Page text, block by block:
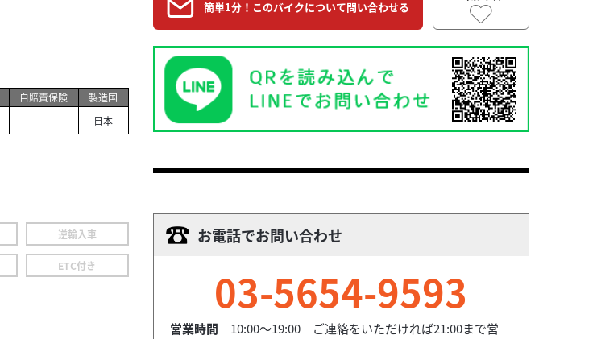
自賠責保険
製造国
日本
逆輸入車
ETC付き
簡単1分！このバイクについて問い合わせる
お電話でお問い合わせ
03-5654-9593
営業時間
10:00～19:00 ご連絡をいただければ21:00まで営